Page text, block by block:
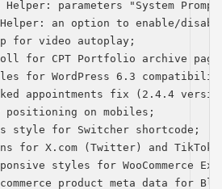
Helper: рarameters "System
an option to enable/
for video autoplay;
for CPT Portfolio archive
for WordPress 6.3
appointments fix (2.4.4
positioning on mobiles;
style for Switcher shortcode;
for Х.com (Twitter) and TikTok;
styles for WooCommerce
product meta data for